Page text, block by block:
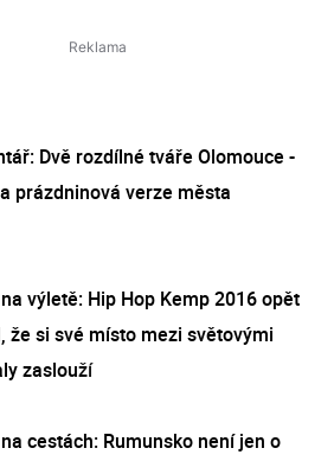
Dvě rozdílné tváře Olomouce -
prázdninová verze města
výletě: Hip Hop Kemp 2016 opět
že si své místo mezi světovými
zaslouží
cestách: Rumunsko není jen o